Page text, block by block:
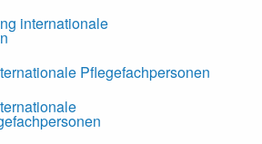
internationale
Pflegefachpersonen